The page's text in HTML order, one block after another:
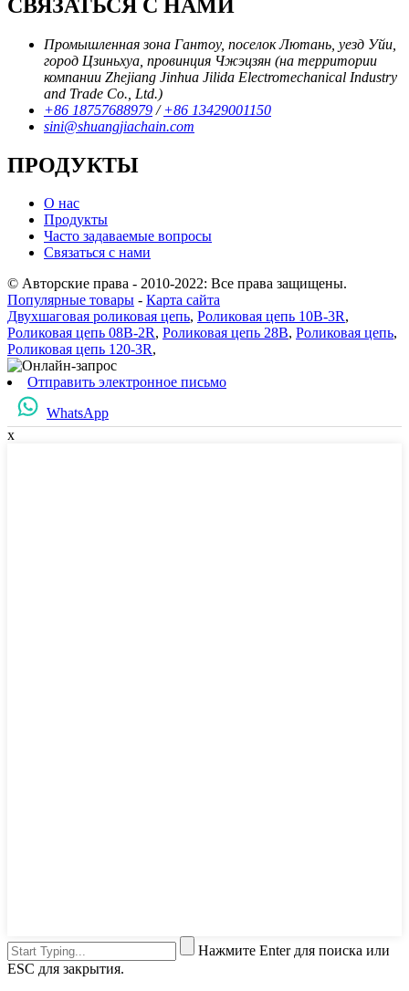
СВЯЗАТЬСЯ С НАМИ
Промышленная зона Гантоу, поселок Лютань, уезд Уйи,
город Цзиньхуа, провинция Чжэцзян (на территории
компании Zhejiang Jinhua Jilida Electromechanical Industry
and Trade Co., Ltd.)
+86 18757688979 /+86 13429001150
sini@shuangjiachain.com
ПРОДУКТЫ
О нас
Продукты
Часто задаваемые вопросы
Связаться с нами
© Авторские права - 2010-2022: Все права защищены.
Популярные товары - Карта сайта
Двухшаговая роликовая цепь, Роликовая цепь 10B-3R,
Роликовая цепь 08B-2R, Роликовая цепь 28B, Роликовая цепь,
Роликовая цепь 120-3R,
Отправить электронное письмо
WhatsApp
x
Нажмите Enter для поиска или
ESC для закрытия.